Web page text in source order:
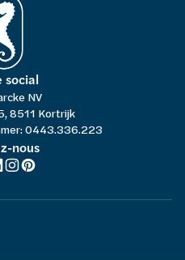
social
NV
8511 Kortrijk
0443.336.223
nous